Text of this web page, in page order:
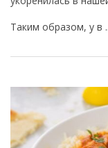
Таким образом, у в